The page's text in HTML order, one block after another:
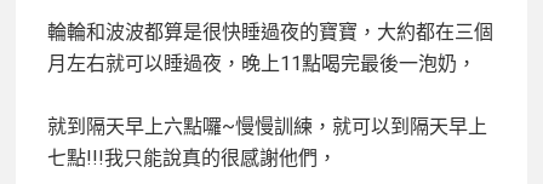
輪輪和波波都算是很快睡過夜的寶寶，大約都在三個
月左右就可以睡過夜，晚上11點喝完最後一泡奶，
就到隔天早上六點囉~慢慢訓練，就可以到隔天早上
七點!!!我只能說真的很感謝他們，